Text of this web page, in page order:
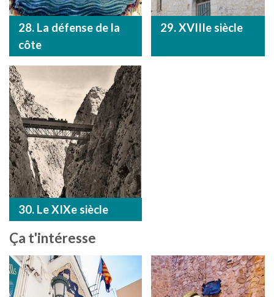
28. La défense de la
côte
29. XVIIIe siècle
30. Le XIXe siècle
Ça t'intéresse